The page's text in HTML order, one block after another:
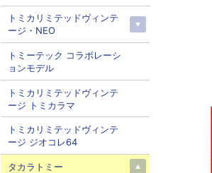
トミカリミテッドヴィンテ
ージ・NEO
トミーテック コラボレーシ
ョンモデル
トミカリミテッドヴィンテ
ージ トミカラマ
トミカリミテッドヴィンテ
ージ ジオコレ64
タカラトミー